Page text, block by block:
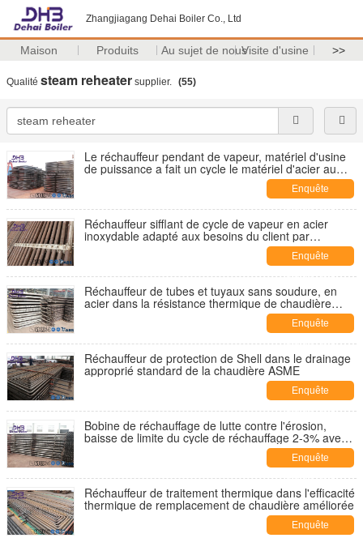
Zhangjiagang Dehai Boiler Co., Ltd
Maison Produits Au sujet de nousVisite d'usine >>
Qualité steam reheater supplier. (55)
Le réchauffeur pendant de vapeur, matériel d'usine
de puissance a fait un cycle le matériel d'acier au
Enquête
maintenant
Réchauffeur sifflant de cycle de vapeur en acier
inoxydable adapté aux besoins du client par
Enquête
maintenant
Réchauffeur de tubes et tuyaux sans soudure, en
acier dans la résistance thermique de chaudière
Enquête
maintenant
Réchauffeur de protection de Shell dans le drainage
approprié standard de la chaudière ASME
Enquête
maintenant
Bobine de réchauffage de lutte contre l'érosion,
baisse de limite du cycle de réchauffage 2-3% avec
Enquête
maintenant
Réchauffeur de traitement thermique dans l'efficacité
thermique de remplacement de chaudière améliorée
Enquête